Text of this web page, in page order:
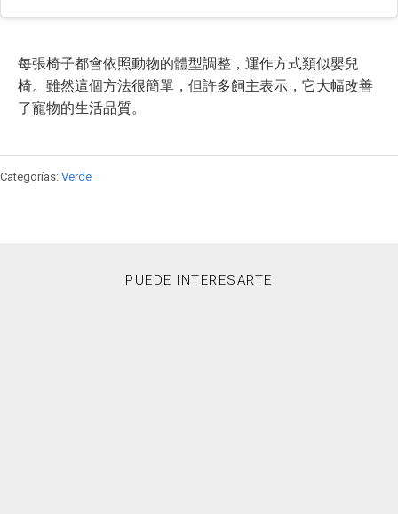
每張椅子都會依照動物的體型調整，運作方式類似嬰兒
椅。雖然這個方法很簡單，但許多飼主表示，它大幅改善
了寵物的生活品質。
Categorías: Verde
PUEDE INTERESARTE